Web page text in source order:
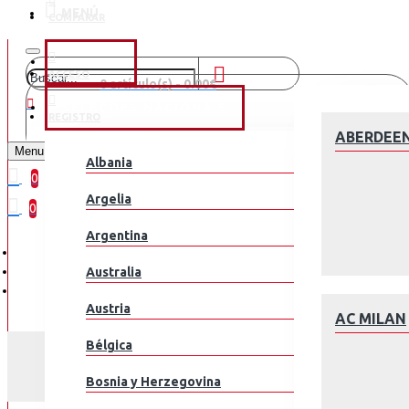
0 artículo(s) - 0.00€
CLUBES
AC MILAN
Albania
Argelia
Argentina
Australia
Austria
Bélgica
Bosnia y Herzegovina
ACCESO
Menu
0
0